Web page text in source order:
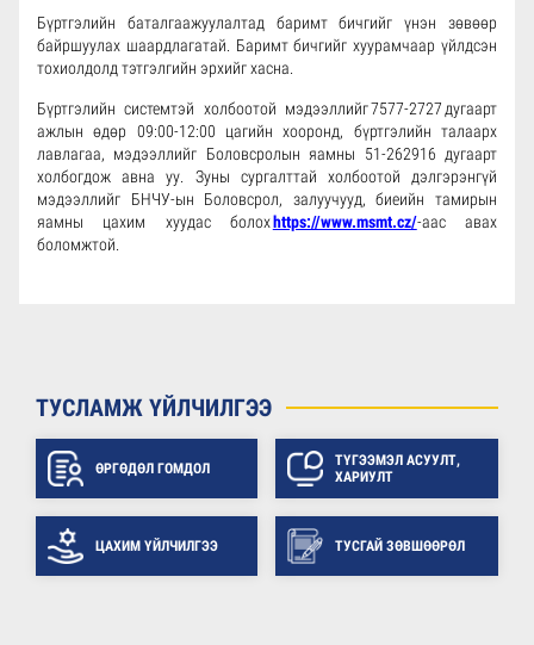
Бүртгэлийн баталгаажуулалтад баримт бичгийг үнэн зөвөөр
байршуулах шаардлагатай. Баримт бичгийг хуурамчаар үйлдсэн
тохиолдолд тэтгэлгийн эрхийг хасна.
Бүртгэлийн системтэй холбоотой мэдээллийг 7577-2727 дугаарт
ажлын өдөр 09:00-12:00 цагийн хооронд, бүртгэлийн талаарх
лавлагаа, мэдээллийг Боловсролын яамны 51-262916 дугаарт
холбогдож авна уу. Зуны сургалттай холбоотой дэлгэрэнгүй
мэдээллийг БНЧУ-ын Боловсрол, залуучууд, биеийн тамирын
яамны цахим хуудас болохhttps://www.msmt.cz/-аас авах
боломжтой.
ТУСЛАМЖ ҮЙЛЧИЛГЭЭ
ӨРГӨДӨЛ ГОМДОЛ
ТҮГЭЭМЭЛ АСУУЛТ,
ХАРИУЛТ
ЦАХИМ ҮЙЛЧИЛГЭЭ ТУСГАЙ ЗӨВШӨӨРӨЛ